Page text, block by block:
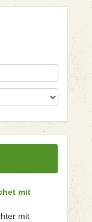
mit
mit